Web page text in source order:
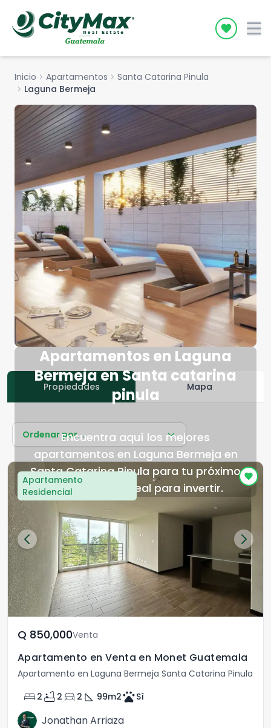
Icon
Inicio chevron_right Apartamentos chevron_right Santa Catarina Pinula
chevron_right Laguna Bermeja
Apartamentos en Laguna
Bermeja en Santa catarina
pinula
Encuentra aquí los mejores
apartamentos en Laguna Bermeja en
Santa Catarina Pinula para tu próximo
hogar o lugar ideal para invertir.
Propiedades Mapa
Ordenar por...
Apartamento
Residencial
Q	850,000Venta
Apartamento en Venta en Monet Guatemala
Apartamento en Laguna Bermeja Santa Catarina Pinula
bed 2 bathtub 2 directions_car 2 square_foot 99m2petsSì
Jonathan Arriaza